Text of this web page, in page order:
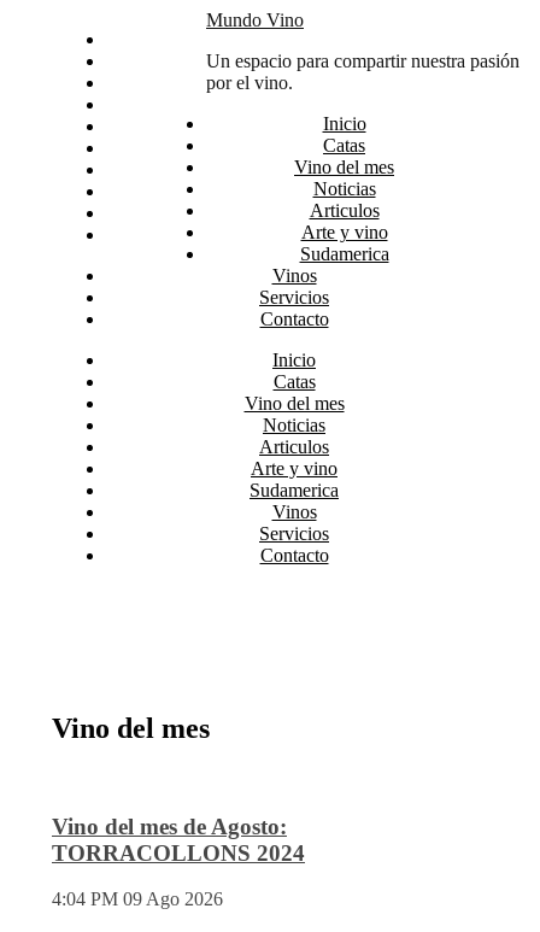
Arte y vino
Sudamerica
Mundo Vino
Un espacio para compartir nuestra pasión
por el vino.
Inicio
Catas
Vino del mes
Noticias
Articulos
Arte y vino
Sudamerica
Vinos
Servicios
Contacto
Inicio
Catas
Vino del mes
Noticias
Articulos
Arte y vino
Sudamerica
Vinos
Servicios
Contacto
Vino del mes
Vino del mes de Agosto:
TORRACOLLONS 2024
4:04 PM 09 Ago 2026